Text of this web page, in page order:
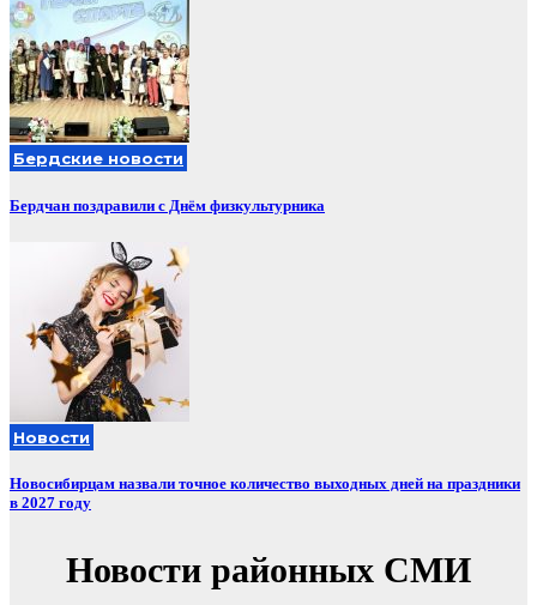
Бердские новости
Бердчан поздравили с Днём физкультурника
Новости
Новосибирцам назвали точное количество выходных дней на праздники
в 2027 году